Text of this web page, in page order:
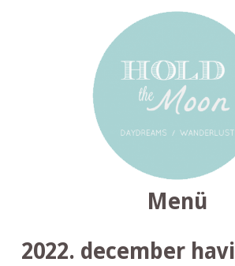
Menü
A2022. december havi